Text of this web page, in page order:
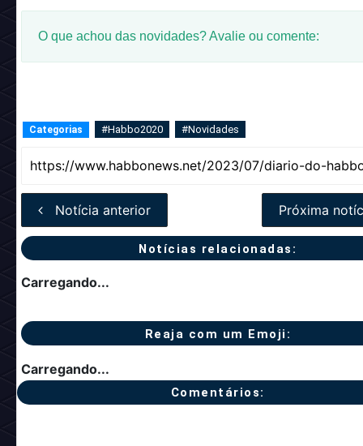
O que achou das novidades? Avalie ou comente:
Categorias #Habbo2020 #Novidades
Notícia anterior Próxima
Notícias relacionadas:
Carregando...
Reaja com um Emoji:
Carregando...
Comentários: